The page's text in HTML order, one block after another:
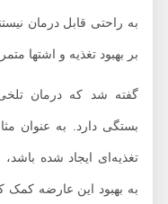
به راحتی قابل درمان نیستند،
بر بهبود تغذیه و اشتها متمرکز
گفته شد که درمان تلخی
بستگی دارد. به عنوان مثال،
تغذیه‌ای ایجاد شده باشد،
به بهبود این عارضه کمک